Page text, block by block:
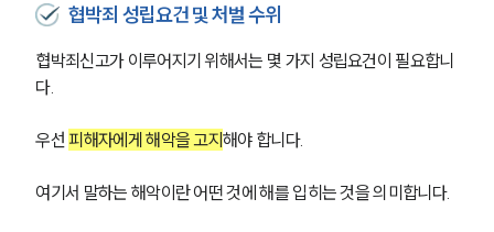
협박죄 성립요건 및 처벌 수위
협박죄신고가 이루어지기 위해서는 몇 가지 성립요건이 필요합니
다.
우선 피해자에게 해악을 고지해야 합니다.
여기서 말하는 해악이란 어떤 것에 해를 입히는 것을 의미합니다.